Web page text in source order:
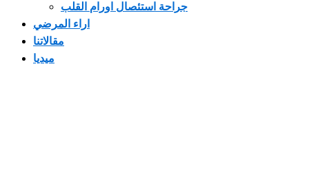
جراحة استئصال اورام القلب
اراء المرضي
مقالاتنا
ميديا